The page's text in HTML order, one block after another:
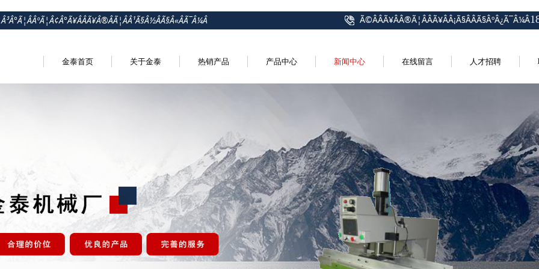
Ã©ÂÂÃ¥ÂÂ®Ã¦ÂÂÃ¥ÂÂ¡Ã§ÂÂ­Ã§ÂºÂ¿Ã¯Â¼Â
金泰首页 关于金泰 热销产品 产品中心 新闻中心 在线留言 人才招聘